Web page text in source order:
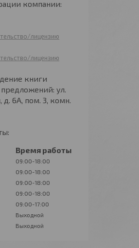
компании:
лицензию
лицензию
книги
ул.
д. 6А, пом. 3, комн.
Время работы
09:00-18:00
09:00-18:00
09:00-18:00
09:00-18:00
09:00-17:00
Выходной
Выходной